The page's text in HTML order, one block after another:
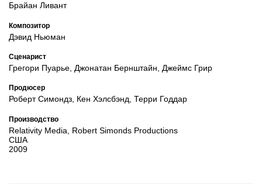
Брайан Ливант
Композитор
Дэвид Ньюман
Сценарист
Грегори Пуарье, Джонатан Бернштайн, Джеймс Грир
Продюсер
Роберт Симондз, Кен Хэлсбэнд, Терри Годдар
Производство
Relativity Media, Robert Simonds Productions
США
2009